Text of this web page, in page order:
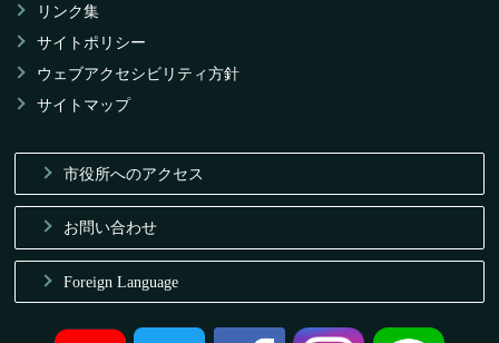
リンク集
サイトポリシー
ウェブアクセシビリティ方針
サイトマップ
市役所へのアクセス
お問い合わせ
Foreign Language